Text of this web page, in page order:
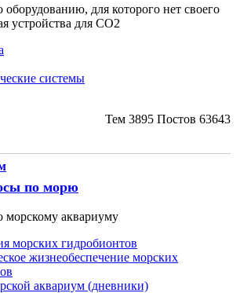
для которого нет своего
устройства для СО2
системы
Тем 3895 Постов 63643
по морю
морскому аквариуму
морских гидробионтов
жизнеобеспечение морских
аквариум (дневники)